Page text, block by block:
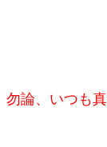
勿論、いつも